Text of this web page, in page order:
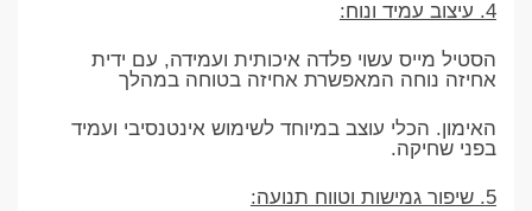
4. עיצוב עמיד ונוח:
הסטיל מייס עשוי פלדה איכותית ועמידה, עם ידית
אחיזה נוחה המאפשרת אחיזה בטוחה במהלך
האימון. הכלי עוצב במיוחד לשימוש אינטנסיבי ועמיד
בפני שחיקה.
5. שיפור גמישות וטווח תנועה: